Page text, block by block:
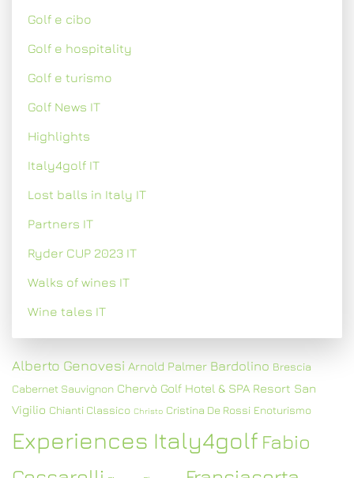
Golf e cibo
Golf e hospitality
Golf e turismo
Golf News IT
Highlights
Italy4golf IT
Lost balls in Italy IT
Partners IT
Ryder CUP 2023 IT
Walks of wines IT
Wine tales IT
Alberto Genovesi Arnold Palmer Bardolino Brescia
Cabernet Sauvignon Chervò Golf Hotel & SPA Resort San
Vigilio Chianti Classico Christo Cristina De Rossi Enoturismo
Experiences Italy4golf Fabio